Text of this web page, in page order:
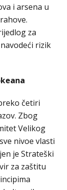
i arsena u
za
rizik
četiri
Zbog
Velikog
nivoe vlasti
je Strateški
za zaštitu